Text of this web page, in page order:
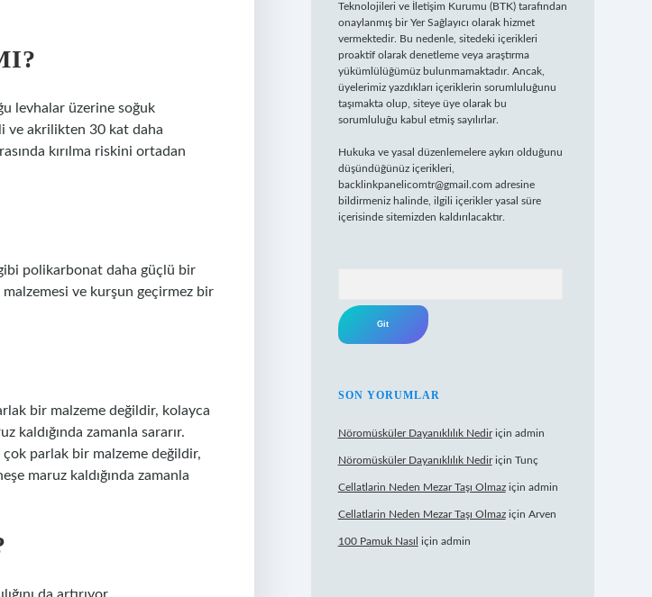
levhalar üzerine soğuk
ve akrilikten 30 kat daha
kırılma riskini ortadan
polikarbonat daha güçlü bir
ve kurşun geçirmez bir
bir malzeme değildir, kolayca
kaldığında zamanla sararır.
çok parlak bir malzeme değildir,
maruz kaldığında zamanla
Teknolojileri ve İletişim Kurumu (BTK) tarafından
onaylanmış bir Yer Sağlayıcı olarak hizmet
vermektedir. Bu nedenle, sitedeki içerikleri
proaktif olarak denetleme veya araştırma
yükümlülüğümüz bulunmamaktadır. Ancak,
üyelerimiz yazdıkları içeriklerin sorumluluğunu
taşımakta olup, siteye üye olarak bu
sorumluluğu kabul etmiş sayılırlar.
Hukuka ve yasal düzenlemelere aykırı olduğunu
düşündüğünüz içerikleri,
backlinkpanelicomtr@gmail.com adresine
bildirmeniz halinde, ilgili içerikler yasal süre
içerisinde sitemizden kaldırılacaktır.
SON YORUMLAR
Nöromüsküler Dayanıklılık Nediriçin admin
Nöromüsküler Dayanıklılık Nediriçin Tunç
Cellatlarin Neden Mezar Taşı Olmaziçin admin
Cellatlarin Neden Mezar Taşı Olmaziçin Arven
100 Pamuk Nasıl için admin